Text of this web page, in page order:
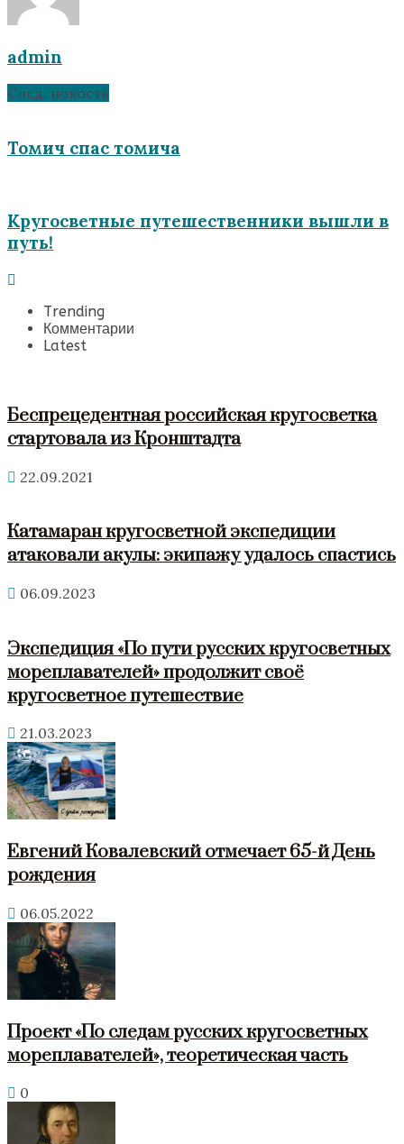
admin
След. новость
Томич спас томича
Кругосветные путешественники вышли в
путь!
Trending
Комментарии
Latest
Беспрецедентная российская кругосветка
стартовала из Кронштадта
22.09.2021
Катамаран кругосветной экспедиции
атаковали акулы: экипажу удалось спастись
06.09.2023
Экспедиция «По пути русских кругосветных
мореплавателей» продолжит своё
кругосветное путешествие
21.03.2023
Евгений Ковалевский отмечает 65-й День
рождения
06.05.2022
Проект «По следам русских кругосветных
мореплавателей», теоретическая часть
0